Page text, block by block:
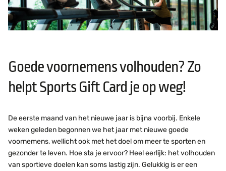
Goede voornemens volhouden? Zo
helpt Sports Gift Card je op weg!
De eerste maand van het nieuwe jaar is bijna voorbij. Enkele
weken geleden begonnen we het jaar met nieuwe goede
voornemens, wellicht ook met het doel om meer te sporten en
gezonder te leven. Hoe sta je ervoor? Heel eerlijk: het volhouden
van sportieve doelen kan soms lastig zijn. Gelukkig is er een